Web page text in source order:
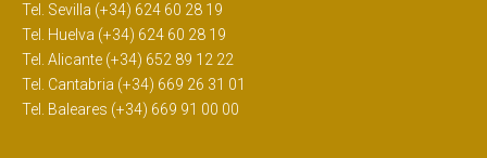
Tel. Sevilla (+34) 624 60 28 19
Tel. Huelva (+34) 624 60 28 19
Tel. Alicante (+34) 652 89 12 22
Tel. Cantabria (+34) 669 26 31 01
Tel. Baleares (+34) 669 91 00 00